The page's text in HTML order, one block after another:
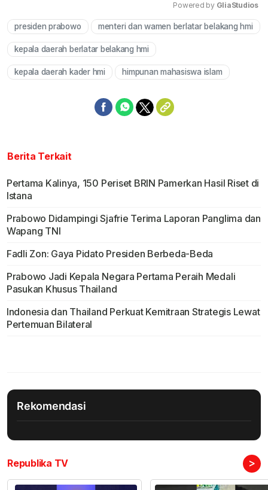
Mute
Powered by GliaStudios
presiden prabowo menteri dan wamen berlatar belakang hmi
kepala daerah berlatar belakang hmi
kepala daerah kader hmi himpunan mahasiswa islam
Berita Terkait
Pertama Kalinya, 150 Periset BRIN Pamerkan Hasil Riset di
Istana
Prabowo Didampingi Sjafrie Terima Laporan Panglima dan
Wapang TNI
Fadli Zon: Gaya Pidato Presiden Berbeda-Beda
Prabowo Jadi Kepala Negara Pertama Peraih Medali
Pasukan Khusus Thailand
Indonesia dan Thailand Perkuat Kemitraan Strategis Lewat
Pertemuan Bilateral
Rekomendasi
Republika TV >